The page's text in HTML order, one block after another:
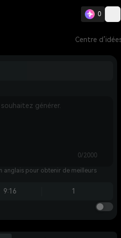
0
Centre
0/2000
anglais pour obtenir de meilleurs
9:16 1